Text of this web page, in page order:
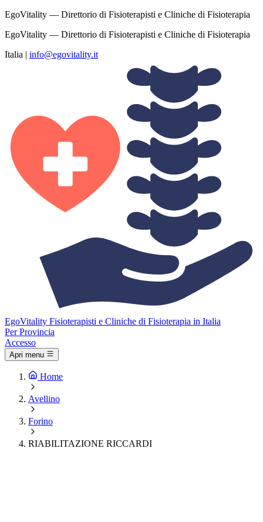
EgoVitality — Direttorio di Fisioterapisti e Cliniche di Fisioterapia
EgoVitality — Direttorio di Fisioterapisti e Cliniche di Fisioterapia
Italia | info@egovitality.it
EgoVitality Fisioterapisti e Cliniche di Fisioterapia in Italia
Per Provincia
Accesso
Apri menu
Home
Avellino
Forino
RIABILITAZIONE RICCARDI